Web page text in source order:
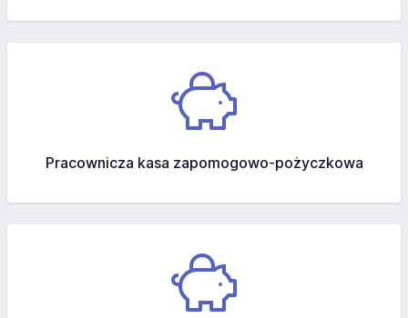
Pracownicza kasa zapomogowo-pożyczkowa